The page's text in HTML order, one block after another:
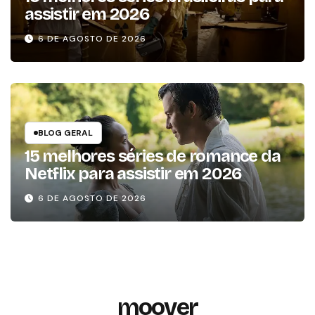
assistir em 2026
6 DE AGOSTO DE 2026
BLOG GERAL
15 melhores séries de romance da
Netflix para assistir em 2026
6 DE AGOSTO DE 2026
moover